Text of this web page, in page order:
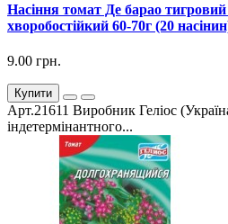
Насіння томат Де барао тигровий
хворобостійкий 60-70г (20
9.00 грн.
Купити
Арт.21611 Виробник Геліос
індетермінантного...